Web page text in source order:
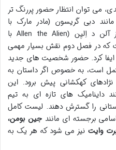
می توان انتظار حضور پررنگ تر
دبی گریسون (مادر مارک با
)، و نیز آلن د اِلیِن (Allen the Alien با
که در فصل دوم نقش بسیار مهمی
ایفا کرد. حضور شخصیت های جدید
است، به خصوص اگر داستان به
کهکشانی پیش برود. این
های تازه ای به تیم
را گسترش دهند. لیست کامل
برجسته ای مانندجین بومن،
وایت نیز می شود که هر یک به